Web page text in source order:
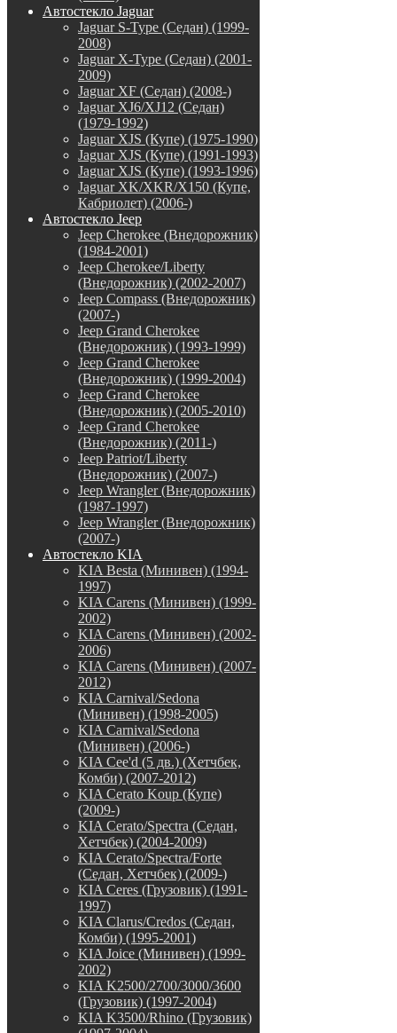
Автостекло Jaguar
Jaguar S-Type (Седан) (1999-
2008)
Jaguar X-Type (Седан) (2001-
2009)
Jaguar XF (Седан) (2008-)
Jaguar XJ6/XJ12 (Седан)
(1979-1992)
Jaguar XJS (Купе) (1975-1990)
Jaguar XJS (Купе) (1991-1993)
Jaguar XJS (Купе) (1993-1996)
Jaguar XK/XKR/X150 (Купе,
Кабриолет) (2006-)
Автостекло Jeep
Jeep Cherokee (Внедорожник)
(1984-2001)
Jeep Cherokee/Liberty
(Внедорожник) (2002-2007)
Jeep Compass (Внедорожник)
(2007-)
Jeep Grand Cherokee
(Внедорожник) (1993-1999)
Jeep Grand Cherokee
(Внедорожник) (1999-2004)
Jeep Grand Cherokee
(Внедорожник) (2005-2010)
Jeep Grand Cherokee
(Внедорожник) (2011-)
Jeep Patriot/Liberty
(Внедорожник) (2007-)
Jeep Wrangler (Внедорожник)
(1987-1997)
Jeep Wrangler (Внедорожник)
(2007-)
Автостекло KIA
KIA Besta (Минивен) (1994-
1997)
KIA Carens (Минивен) (1999-
2002)
KIA Carens (Минивен) (2002-
2006)
KIA Carens (Минивен) (2007-
2012)
KIA Carnival/Sedona
(Минивен) (1998-2005)
KIA Carnival/Sedona
(Минивен) (2006-)
KIA Cee'd (5 дв.) (Хетчбек,
Комби) (2007-2012)
KIA Cerato Koup (Купе)
(2009-)
KIA Cerato/Spectra (Седан,
Хетчбек) (2004-2009)
KIA Cerato/Spectra/Forte
(Седан, Хетчбек) (2009-)
KIA Ceres (Грузовик) (1991-
1997)
KIA Clarus/Credos (Седан,
Комби) (1995-2001)
KIA Joice (Минивен) (1999-
2002)
KIA K2500/2700/3000/3600
(Грузовик) (1997-2004)
KIA K3500/Rhino (Грузовик)